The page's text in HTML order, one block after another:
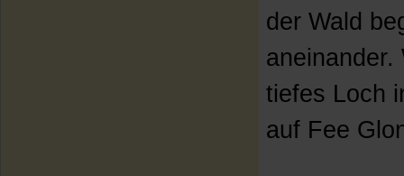
der Wald
aneinander.
tiefes Loch
auf Fee